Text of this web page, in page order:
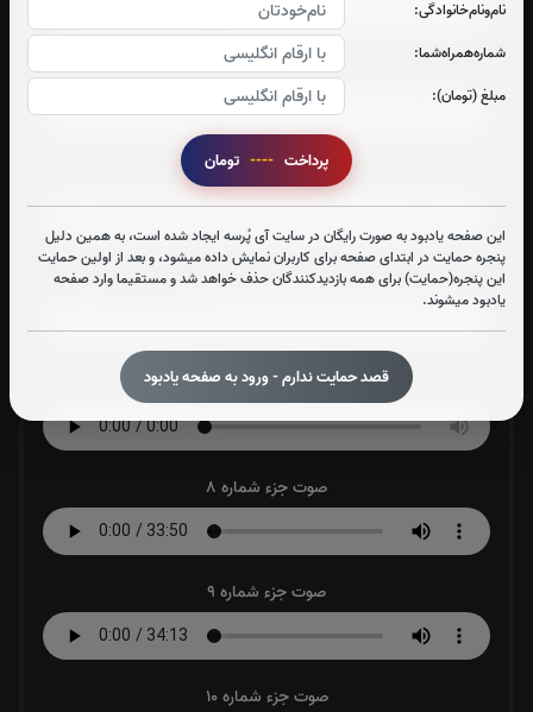
نام‌و‌نام‌خانوادگی:
شماره‌همراه‌شما:
مبلغ (تومان):
پرداخت ----
این صفحه یادبود به صورت رایگان در سایت آی پُرسه ایجاد شده است، به همین دلیل
پنجره حمایت در ابتدای صفحه برای کاربران نمایش داده میشود، و بعد از اولین حمایت
این پنجره(حمایت) برای همه بازدیدکنندگان حذف خواهد شد و مستقیما وارد صفحه
یادبود میشوند.
قصد حمایت ندارم - ورود به صفحه یادبود
صوت جزء شماره 4
صوت جزء شماره 5
صوت جزء شماره 6
صوت جزء شماره 7
صوت جزء شماره 8
صوت جزء شماره 9
صوت جزء شماره 10